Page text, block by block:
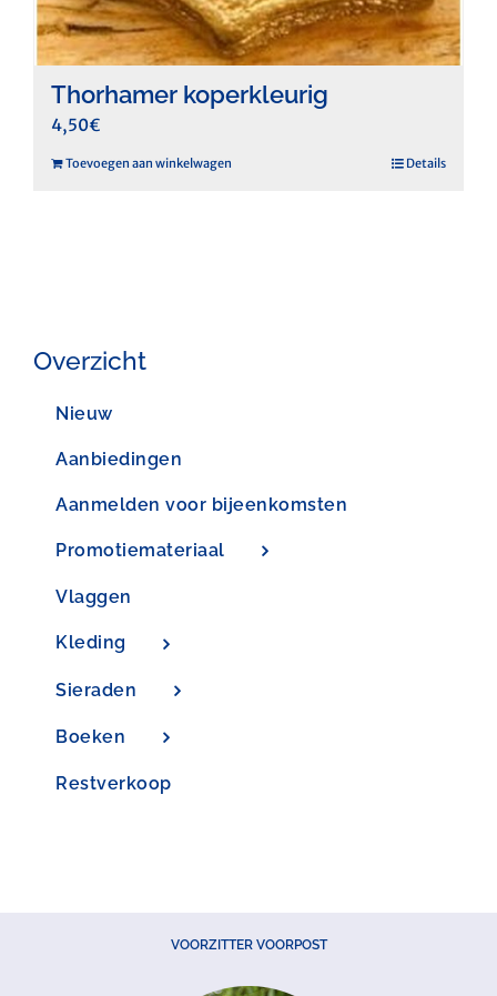
Thorhamer koperkleurig
4,50€
Toevoegen aan winkelwagen Details
Overzicht
Nieuw
Aanbiedingen
Aanmelden voor bijeenkomsten
Promotiemateriaal
Vlaggen
Kleding
Sieraden
Boeken
Restverkoop
VOORZITTER VOORPOST